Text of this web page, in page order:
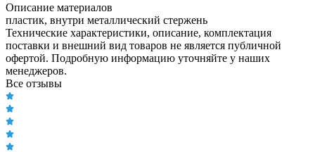
Описание материалов
пластик, внутри металлический стержень
Технические характеристики, описание, комплектация
поставки и внешний вид товаров не является публичной
офертой. Подробную информацию уточняйте у наших
менеджеров.
Все отзывы